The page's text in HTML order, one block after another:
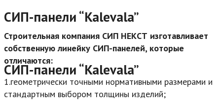
Строительная компания СИП НЕКСТ изготавливает
собственную линейку СИП-панелей, которые
отличаются:
1.геометрически точными нормативными размерами и
стандартным выбором толщины изделий;
СИП-панели “Kalevala”
СИП-панели “Kalevala”